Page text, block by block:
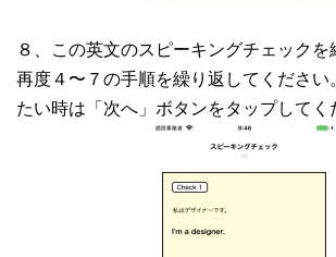
８、この英文のスピーキングチェックを
再度４〜７の手順を繰り返してください
たい時は「次へ」ボタンをタップしてく